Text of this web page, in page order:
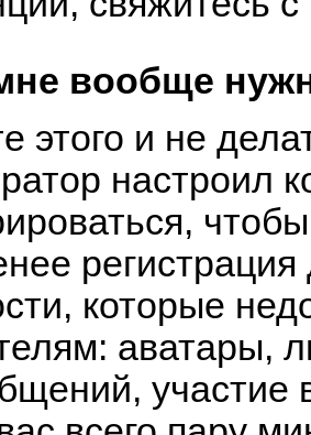
вообще
этого и не
настроил
которые
аватары,
участие